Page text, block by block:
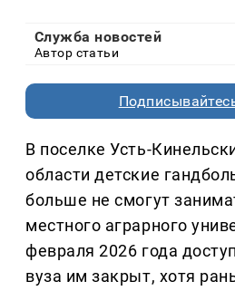
Служба новостей
Автор статьи
В поселке Усть-
области детские
больше не смогут
местного аграрного
февраля 2026 года
вуза им закрыт, хотя